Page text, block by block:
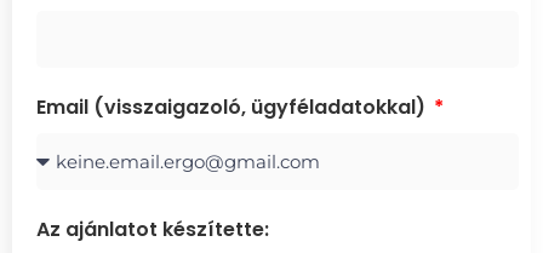
Email (visszaigazoló, ügyféladatokkal)
Az ajánlatot készítette: